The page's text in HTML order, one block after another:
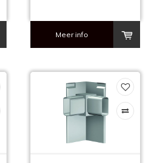
Meer info